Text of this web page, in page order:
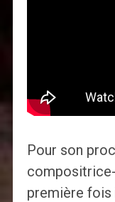
Pour son
première fois